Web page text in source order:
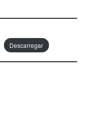
Descarregar